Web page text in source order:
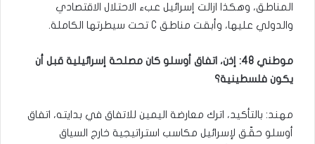
المناطق، وهكذا ازالت إسرائيل عبء الاحتلال الاقتصادي
والدولي عليها، وأبقت مناطق C تحت سيطرتها الكاملة.
موطني 48: إذن، اتفاق أوسلو كان مصلحة إسرائيلية قبل أن
يكون فلسطينية؟
مهند: بالتأكيد، اترك معارضة اليمين للاتفاق في بدايته، اتفاق
أوسلو حقّق لإسرائيل مكاسب استراتيجية خارج السياق